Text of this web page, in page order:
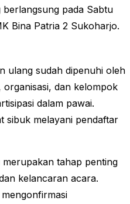
pada Sabtu
Bina Patria 2 Sukoharjo.
ulang sudah dipenuhi oleh
dan kelompok
dalam pawai.
sibuk melayani pendaftar
tahap penting
kelancaran acara.